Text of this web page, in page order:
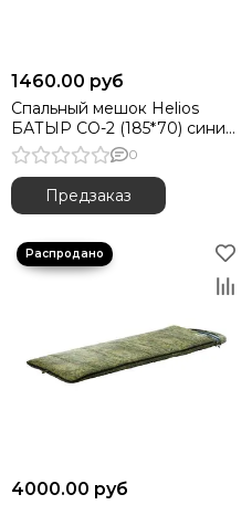
1460.00 руб
Спальный мешок Helios
БАТЫР СО-2 (185*70) синий
(синтепон)
0
Предзаказ
4000.00 руб